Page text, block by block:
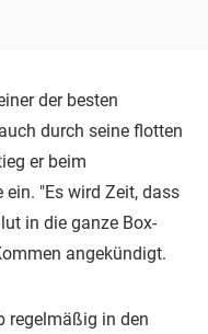
der besten
durch seine flotten
er beim
ein. "Es wird Zeit, dass
in die ganze Box-
angekündigt.
regelmäßig in den